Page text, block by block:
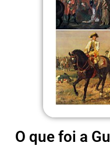
O que foi a